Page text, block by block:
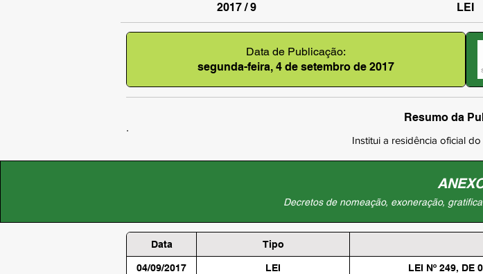
2017 / 9
LEI
Data de Publicação:
segunda-feira, 4 de setembro de 2017
Resumo da
Institui a residência oficial
Decretos de nomeação, exoneração,
Data Tipo
04/09/2017 LEI LEI Nº 249, DE